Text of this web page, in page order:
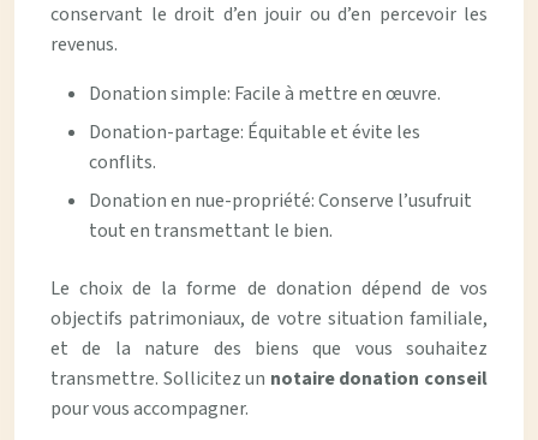
conservant le droit d’en jouir ou d’en percevoir les
revenus.
Donation simple: Facile à mettre en œuvre.
Donation-partage: Équitable et évite les
conflits.
Donation en nue-propriété: Conserve l’usufruit
tout en transmettant le bien.
Le choix de la forme de donation dépend de vos
objectifs patrimoniaux, de votre situation familiale,
et de la nature des biens que vous souhaitez
transmettre. Sollicitez un notaire donation conseil
pour vous accompagner.